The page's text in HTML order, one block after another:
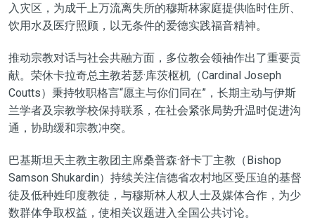
入灾区，为成千上万流离失所的穆斯林家庭提供临时住所、
饮用水及医疗照顾，以无条件的爱德实践福音精神。
推动宗教对话与社会共融方面，多位教会领袖作出了重要贡
献。荣休卡拉奇总主教若瑟·库茨枢机（Cardinal Joseph
Coutts）秉持牧职格言“愿主与你们同在”，长期主动与伊斯
兰学者及宗教学校保持联系，在社会紧张局势升温时促进沟
通，协助缓和宗教冲突。
巴基斯坦天主教主教团主席桑普森·舒卡丁主教（Bishop
Samson Shukardin）持续关注信德省农村地区受压迫的基督
徒及低种姓印度教徒，与穆斯林人权人士及媒体合作，为少
数群体争取权益，使相关议题进入全国公共讨论。